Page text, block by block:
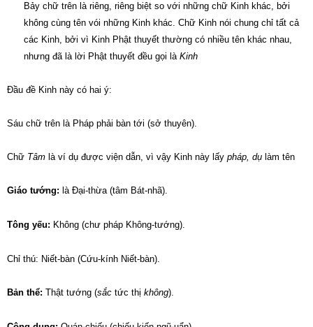
Bảy chữ trên là riêng, riêng biệt so với những chữ Kinh khác, bởi
không cùng tên vói những Kinh khác. Chữ Kinh nói chung chỉ tất cả
các Kinh, bởi vì Kinh Phật thuyết thường có nhiều tên khác nhau,
nhưng đã là lời Phật thuyết đều gọi là Kinh
Đầu đề Kinh này có hai ý:
Sáu chữ trên là Pháp phải bàn tới (sở thuyên).
Chữ Tâm là ví dụ được viện dẫn, vì vậy Kinh này lấy pháp, dụ làm tên
Giáo tướng: là Đại-thừa (tâm Bát-nhã).
Tông yếu: Không (chư pháp Không-tướng).
Chỉ thú: Niết-bàn (Cứu-kính Niết-bàn).
Bản thể: Thật tướng (sắc tức thị không).